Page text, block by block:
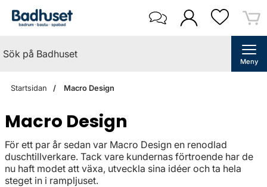
Meny
Startsidan Macro Design
Macro Design
För ett par år sedan var Macro Design en renodlad
duschtillverkare. Tack vare kundernas förtroende har de
nu haft modet att växa, utveckla sina idéer och ta hela
steget in i rampljuset.